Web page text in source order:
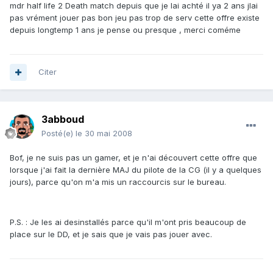
mdr half life 2 Death match depuis que je lai achté il ya 2 ans jlai
pas vrément jouer pas bon jeu pas trop de serv cette offre existe
depuis longtemp 1 ans je pense ou presque , merci coméme
Citer
3abboud
Posté(e) le 30 mai 2008
Bof, je ne suis pas un gamer, et je n'ai découvert cette offre que
lorsque j'ai fait la dernière MAJ du pilote de la CG (il y a quelques
jours), parce qu'on m'a mis un raccourcis sur le bureau.
P.S. : Je les ai desinstallés parce qu'il m'ont pris beaucoup de
place sur le DD, et je sais que je vais pas jouer avec.